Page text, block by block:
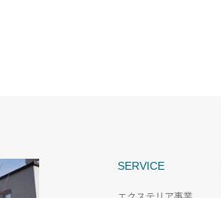
SERVICE